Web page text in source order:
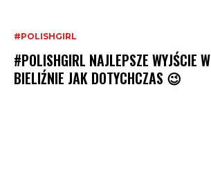
#POLISHGIRL
#POLISHGIRL NAJLEPSZE WYJŚCIE W
BIELIŹNIE JAK DOTYCHCZAS 😉